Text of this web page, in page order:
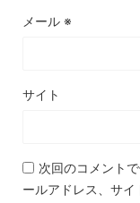
メール ※
サイト
次回のコメント
ールアドレス、サイ